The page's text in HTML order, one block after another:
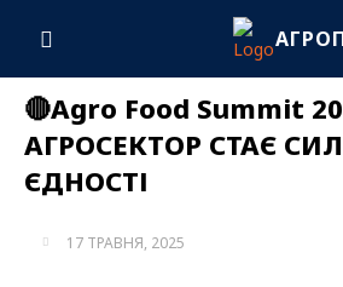
🔴Agro Food Summit
АГРОСЕКТОР СТАЄ
ЄДНОСТІ
17 ТРАВНЯ, 2025